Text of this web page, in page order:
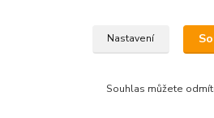
Nastavení
Souhlas můžete